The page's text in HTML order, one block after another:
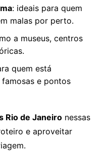
: ideais para quem
malas por perto.
a museus, centros
quem está
e pontos
Rio de Janeironessas
e aproveitar